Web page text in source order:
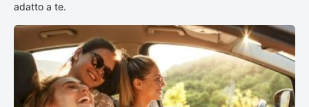
adatto a te.